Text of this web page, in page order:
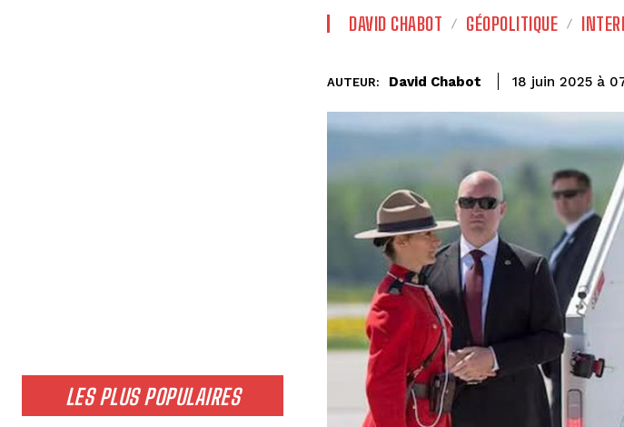
LES PLUS POPULAIRES
DAVID CHABOT GÉOPOLITIQUE
AUTEUR: David Chabot 18 juin 2025 à